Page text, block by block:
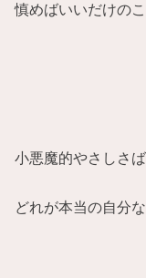
慎めばいいだけのこ
小悪魔的やさしさ
どれが本当の自分